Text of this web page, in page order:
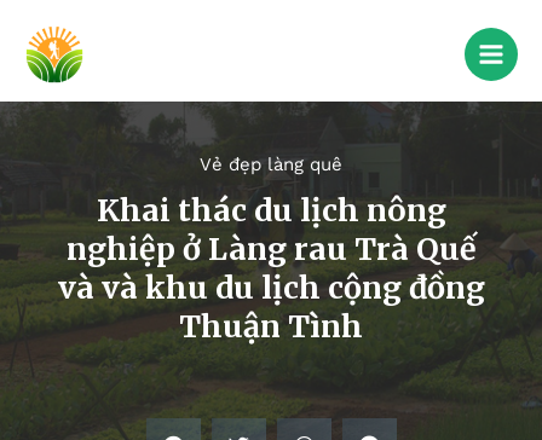
Vẻ đẹp làng quê
Khai thác du lịch nông
nghiệp ở Làng rau Trà Quế
và và khu du lịch cộng đồng
Thuận Tình